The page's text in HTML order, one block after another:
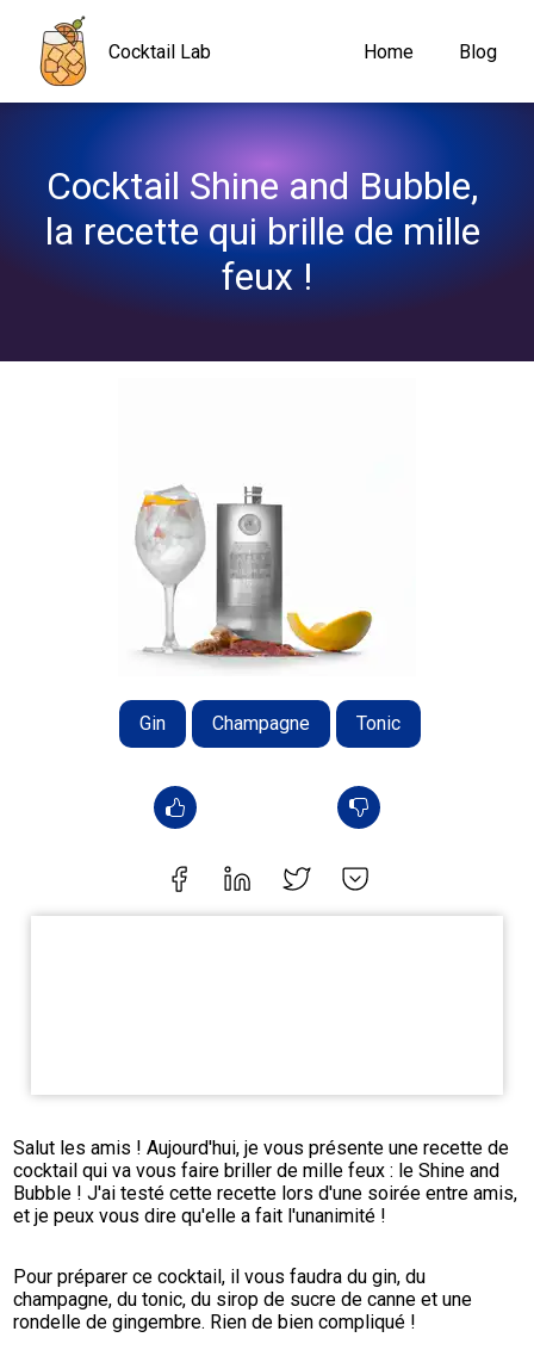
Cocktail Lab Home Blog
Cocktail Shine and Bubble,
la recette qui brille de mille
feux !
Gin Champagne Tonic
Salut les amis ! Aujourd'hui, je vous présente une recette de
cocktail qui va vous faire briller de mille feux : le Shine and
Bubble ! J'ai testé cette recette lors d'une soirée entre amis,
et je peux vous dire qu'elle a fait l'unanimité !
Pour préparer ce cocktail, il vous faudra du gin, du
champagne, du tonic, du sirop de sucre de canne et une
rondelle de gingembre. Rien de bien compliqué !
Navigated to Cocktail Shine and Bubble, la recette qui brille de